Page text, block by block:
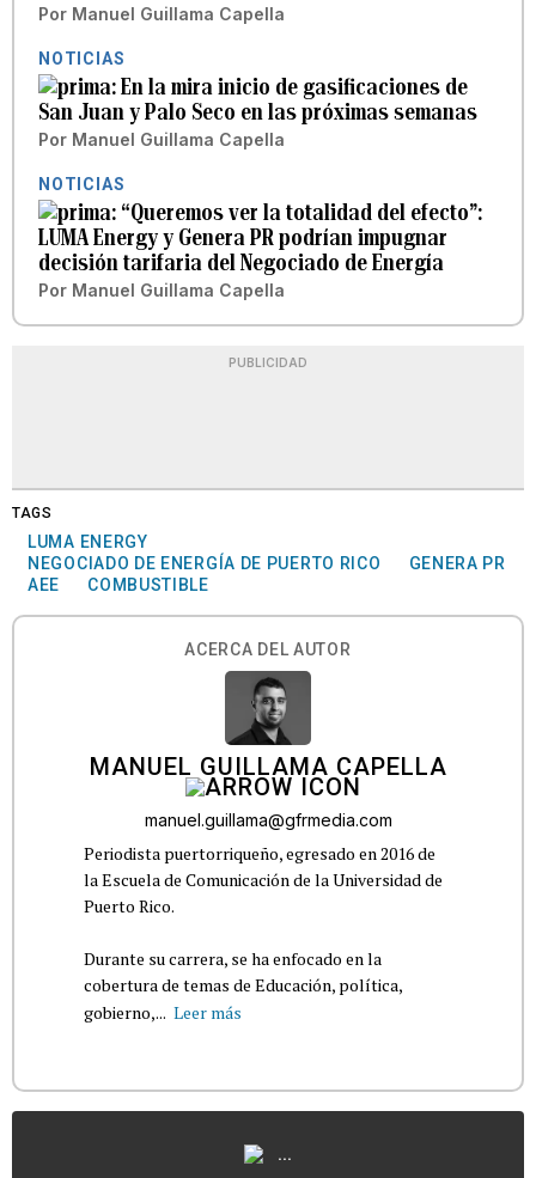
Por Manuel Guillama Capella
NOTICIAS
En la mira inicio de gasificaciones de
San Juan y Palo Seco en las próximas semanas
Por Manuel Guillama Capella
NOTICIAS
“Queremos ver la totalidad del efecto”:
LUMA Energy y Genera PR podrían impugnar
decisión tarifaria del Negociado de Energía
Por Manuel Guillama Capella
PUBLICIDAD
TAGS
LUMA ENERGY
NEGOCIADO DE ENERGÍA DE PUERTO RICO
GENERA PR
AEE
COMBUSTIBLE
ACERCA DEL AUTOR
MANUEL GUILLAMA CAPELLA
manuel.guillama@gfrmedia.com
Periodista puertorriqueño, egresado en 2016 de
la Escuela de Comunicación de la Universidad de
Puerto Rico.
Durante su carrera, se ha enfocado en la
cobertura de temas de Educación, política,
gobierno,... Leer más
...